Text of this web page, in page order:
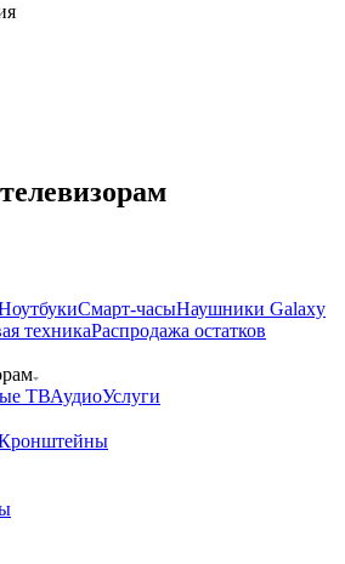
Смарт-часыНаушники Galaxy
техникаРаспродажа остатков
ТВАудиоУслуги